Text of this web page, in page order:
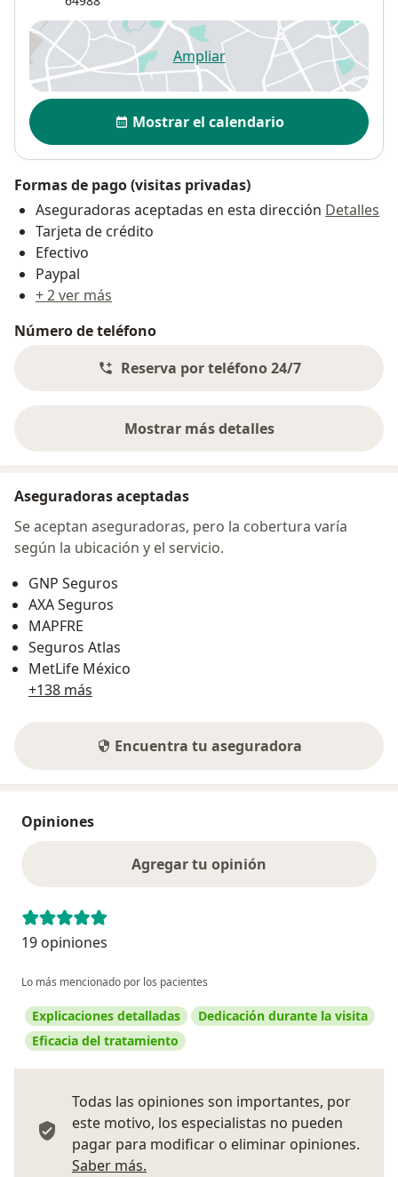
Ampliarse abre en una nueva
Disponibilidad
Mostrar el calendario
Formas de pago (visitas privadas)
Aseguradoras aceptadas en esta dirección Detalles
Tarjeta de crédito
Efectivo
Paypal
+ 2 ver más
Número de teléfono
Reserva por teléfono 24/7
Mostrar más detalles
sobre la dirección
Aseguradoras aceptadas
Se aceptan aseguradoras, pero la cobertura varía
según la ubicación y el servicio.
GNP Seguros
AXA Seguros
MAPFRE
Seguros Atlas
MetLife México
+138 más
Encuentra tu aseguradora
Opiniones
Agregar tu opinión
19 opiniones
Lo más mencionado por los pacientes
Explicaciones detalladas
Dedicación durante la visita
Eficacia del tratamiento
Todas las opiniones son importantes, por
este motivo, los especialistas no pueden
pagar para modificar o eliminar opiniones.
Saber más.